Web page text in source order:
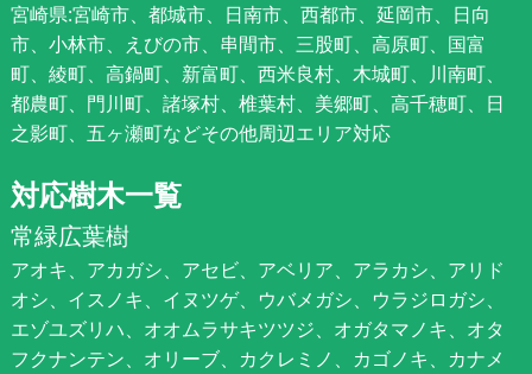
宮崎県:宮崎市、都城市、日南市、西都市、延岡市、日向
市、小林市、えびの市、串間市、三股町、高原町、国富
町、綾町、高鍋町、新富町、西米良村、木城町、川南町、
都農町、門川町、諸塚村、椎葉村、美郷町、高千穂町、日
之影町、五ヶ瀬町などその他周辺エリア対応
対応樹木一覧
常緑広葉樹
アオキ、アカガシ、アセビ、アベリア、アラカシ、アリド
オシ、イスノキ、イヌツゲ、ウバメガシ、ウラジロガシ、
エゾユズリハ、オオムラサキツツジ、オガタマノキ、オタ
フクナンテン、オリーブ、カクレミノ、カゴノキ、カナメ